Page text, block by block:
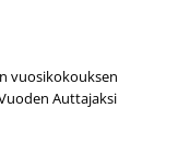
vuosikokouksen
Auttajaksi